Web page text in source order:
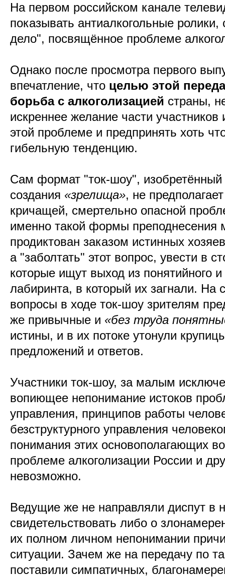
На первом российском канале
показывать антиалкогольные
дело", посвящённое проблеме
Однако после просмотра первого
впечатление, что целью этой
борьба с алкоголизацией страны,
искреннее желание части
этой проблеме и предпринять хоть
гибельную тенденцию.
Сам формат "ток-шоу",
создания «зрелища», не
кричащей, смертельно опасной
именно такой формы преподнесения
продиктован заказом истинных
а "заболтать" этот вопрос, увести в
которые ищут выход из понятийного и
лабиринта, в который их загнали. На
вопросы в ходе ток-шоу зрителям
же привычные и «без труда
истины, и в их потоке утонули
предложений и ответов.
Участники ток-шоу, за малым
вопиющее непонимание истоков
управления, принципов работы
безструктурного управления
понимания этих основополагающих
проблеме алкоголизации России и
невозможно.
Ведущие же не направляли диспут в
свидетельствовать либо о
их полном личном непонимании
ситуации. Зачем же на передачу по
поставили симпатичных,